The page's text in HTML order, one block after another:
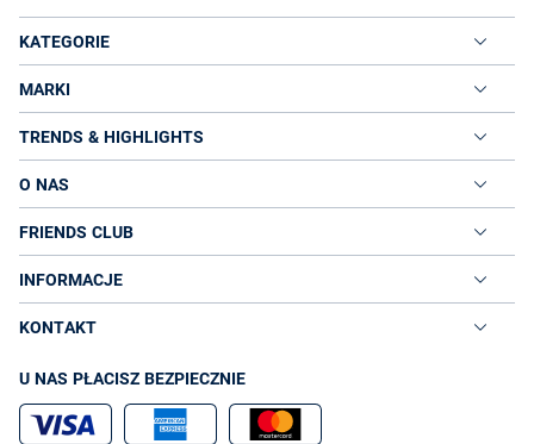
KATEGORIE
MARKI
TRENDS & HIGHLIGHTS
O NAS
FRIENDS CLUB
INFORMACJE
KONTAKT
U NAS PŁACISZ BEZPIECZNIE